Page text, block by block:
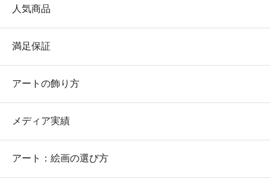
人気商品
満足保証
アートの飾り方
メディア実績
アート：絵画の選び方